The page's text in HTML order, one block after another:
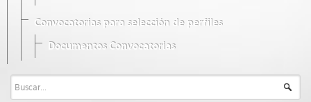
Convocatorias para selección de perfiles
Documentos Convocatorias